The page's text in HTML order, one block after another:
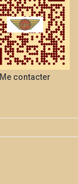
Me contacter